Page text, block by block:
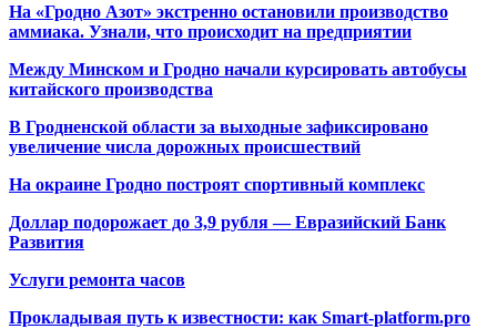
На «Гродно Азот» экстренно остановили производство
аммиака. Узнали, что происходит на предприятии
Между Минском и Гродно начали курсировать автобусы
китайского производства
В Гродненской области за выходные зафиксировано
увеличение числа дорожных происшествий
На окраине Гродно построят спортивный комплекс
Доллар подорожает до 3,9 рубля — Евразийский Банк
Развития
Услуги ремонта часов
Прокладывая путь к известности: как Smart-platform.pro